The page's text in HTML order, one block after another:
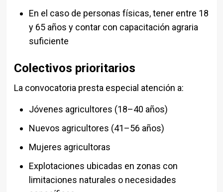
En el caso de personas físicas, tener entre 18
y 65 años y contar con capacitación agraria
suficiente
Colectivos prioritarios
La convocatoria presta especial atención a:
Jóvenes agricultores (18–40 años)
Nuevos agricultores (41–56 años)
Mujeres agricultoras
Explotaciones ubicadas en zonas con
limitaciones naturales o necesidades